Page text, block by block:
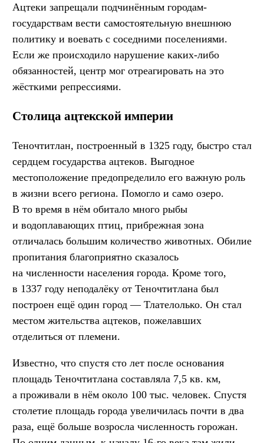
Ацтеки запрещали подчинённым городам-
государствам вести самостоятельную внешнюю
политику и воевать с соседними поселениями.
Если же происходило нарушение каких-либо
обязанностей, центр мог отреагировать на это
жёсткими репрессиями.
Столица ацтекской империи
Теночтитлан, построенный в 1325 году, быстро стал
сердцем государства ацтеков. Выгодное
местоположение предопределило его важную роль
в жизни всего региона. Помогло и само озеро.
В то время в нём обитало много рыбы
и водоплавающих птиц, прибрежная зона
отличалась большим количество животных. Обилие
пропитания благоприятно сказалось
на численности населения города. Кроме того,
в 1337 году неподалёку от Теночтитлана был
построен ещё один город — Тлателолько. Он стал
местом жительства ацтеков, пожелавших
отделиться от племени.
Известно, что спустя сто лет после основания
площадь Теночтитлана составляла 7,5 кв. км,
а проживали в нём около 100 тыс. человек. Спустя
столетие площадь города увеличилась почти в два
раза, ещё больше возросла численность горожан.